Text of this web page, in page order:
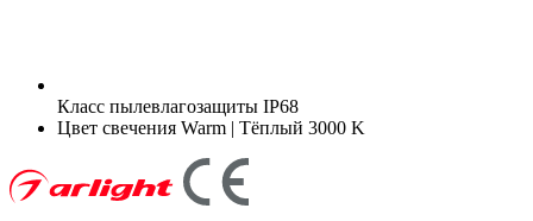
Класс пылевлагозащиты IP68
Цвет свечения Warm | Тёплый 3000 K